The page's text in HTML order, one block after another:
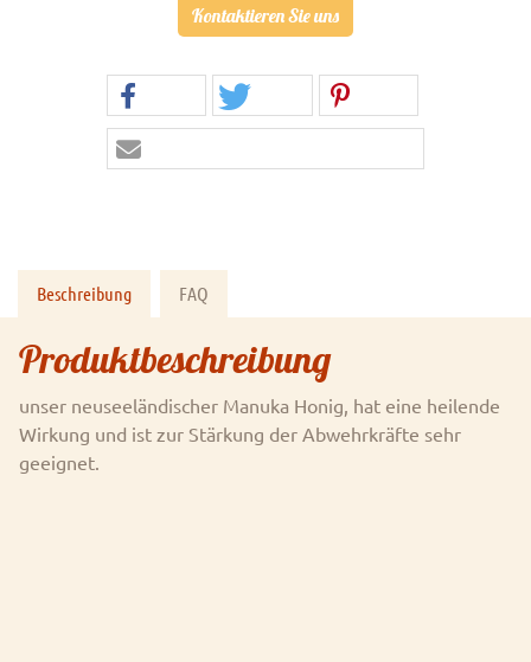
Kontaktieren Sie uns
Beschreibung FAQ
Produktbeschreibung
unser neuseeländischer Manuka Honig, hat eine heilende
Wirkung und ist zur Stärkung der Abwehrkräfte sehr
geeignet.